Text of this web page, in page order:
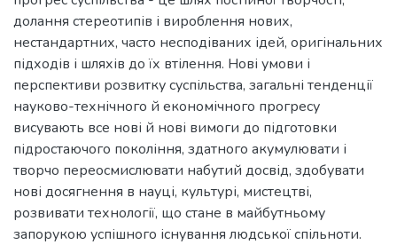
долання стереотипів і вироблення нових,
нестандартних, часто несподіваних ідей, оригінальних
підходів і шляхів до їх втілення. Нові умови і
перспективи розвитку суспільства, загальні тенденції
науково-технічного й економічного прогресу
висувають все нові й нові вимоги до підготовки
підростaючого покоління, здатного акумулювати і
творчо переосмислювати набутий досвід, здобувати
нові досягнення в науці, культурі, мистецтві,
розвивати технології, що стане в майбутньому
запорукою успішного існування людської спільноти.